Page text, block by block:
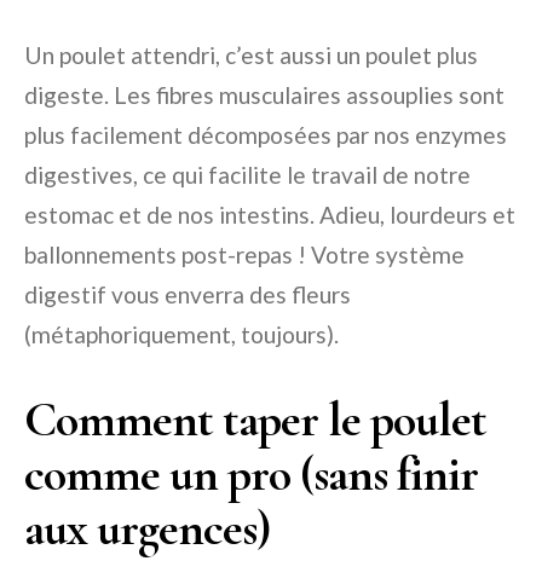
Un poulet attendri, c’est aussi un poulet plus
digeste. Les fibres musculaires assouplies sont
plus facilement décomposées par nos enzymes
digestives, ce qui facilite le travail de notre
estomac et de nos intestins. Adieu, lourdeurs et
ballonnements post-repas ! Votre système
digestif vous enverra des fleurs
(métaphoriquement, toujours).
Comment taper le poulet
comme un pro (sans finir
aux urgences)